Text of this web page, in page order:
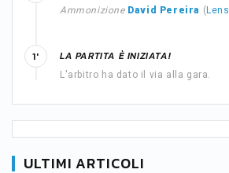
Ammonizione David Pereira ( Lens
LA PARTITA È INIZIATA!
L'arbitro ha dato il via alla gara.
1'
ULTIMI ARTICOLI